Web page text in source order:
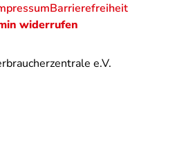
e.V.
Barrierefreiheit
widerrufen